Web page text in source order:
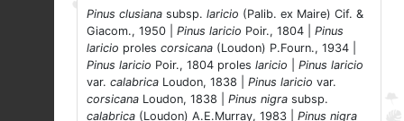
Pinus clusiana subsp. laricio (Palib. ex Maire) Cif. &
Giacom., 1950 | Pinus laricio Poir., 1804 | Pinus
laricio proles corsicana (Loudon) P.Fourn., 1934 |
Pinus laricio Poir., 1804 proles laricio
Pinus laricio
var. calabrica Loudon, 1838 | Pinus laricio var.
corsicana Loudon, 1838 | Pinus nigra subsp.
calabrica (Loudon) A.E.Murray, 1983 | Pinus nigra